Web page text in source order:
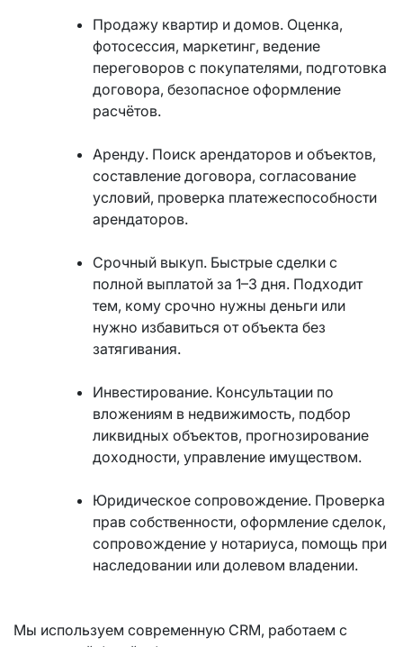
Продажу квартир и домов. Оценка,
фотосессия, маркетинг, ведение
переговоров с покупателями, подготовка
договора, безопасное оформление
расчётов.
Аренду. Поиск арендаторов и объектов,
составление договора, согласование
условий, проверка платежеспособности
арендаторов.
Срочный выкуп. Быстрые сделки с
полной выплатой за 1–3 дня. Подходит
тем, кому срочно нужны деньги или
нужно избавиться от объекта без
затягивания.
Инвестирование. Консультации по
вложениям в недвижимость, подбор
ликвидных объектов, прогнозирование
доходности, управление имуществом.
Юридическое сопровождение. Проверка
прав собственности, оформление сделок,
сопровождение у нотариуса, помощь при
наследовании или долевом владении.
Мы используем современную CRM, работаем с